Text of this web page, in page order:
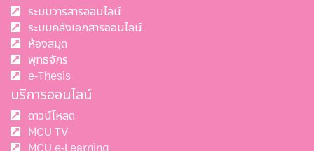
ระบบวารสารออนไลน์
ระบบคลังเอกสารออนไลน์
ห้องสมุด
พุทธจักร
e-Thesis
บริการออนไลน์
ดาวน์โหลด
MCU TV